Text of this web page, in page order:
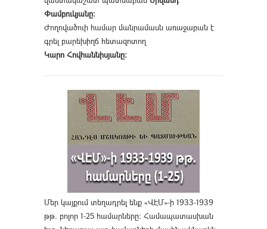
Փամբուկյանը։
Ժողովածուի համար մանրամասն առաջաբան է
գրել բարեխիղճ հետազոտող
Կարո Հովհաննիսյանը։
Մեր կայքում տեղադրել ենք «ՎԷՄ»-ի 1933-1939
թթ. բոլոր 1-25 համարները։ Համապատասխան